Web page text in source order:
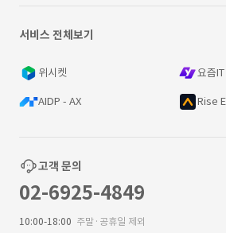
서비스 전체보기
위시켓 요즘IT
AIDP - AX Rise
고객 문의
02-6925-4849
10:00-18:00 주말·공휴일 제외